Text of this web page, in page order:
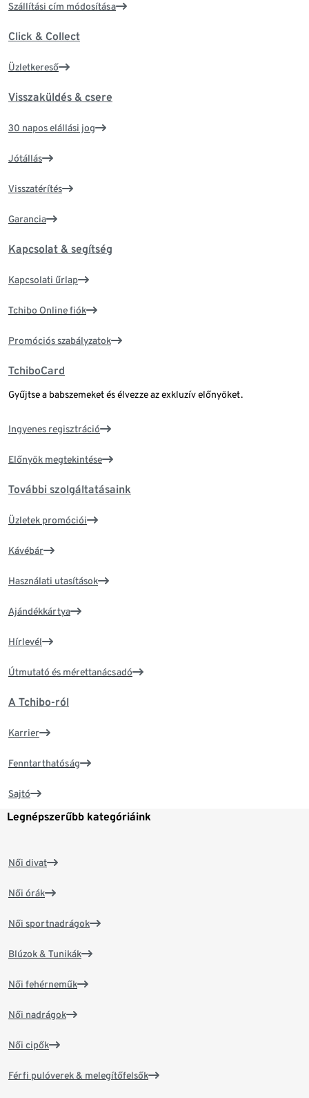
Szállítási cím módosítása
Click & Collect
Üzletkereső
Visszaküldés & csere
30 napos elállási jog
Jótállás
Visszatérítés
Garancia
Kapcsolat & segítség
Kapcsolati űrlap
Tchibo Online fiók
Promóciós szabályzatok
TchiboCard
Gyűjtse a babszemeket és élvezze az exkluzív előnyöket.
Ingyenes regisztráció
Előnyök megtekintése
További szolgáltatásaink
Üzletek promóciói
Kávébár
Használati utasítások
Ajándékkártya
Hírlevél
Útmutató és mérettanácsadó
A Tchibo-ról
Karrier
Fenntarthatóság
Sajtó
Legnépszerűbb kategóriáink
Női divat
Női órák
Női sportnadrágok
Blúzok & Tunikák
Női fehérneműk
Női nadrágok
Női cipők
Férfi pulóverek & melegítőfelsők